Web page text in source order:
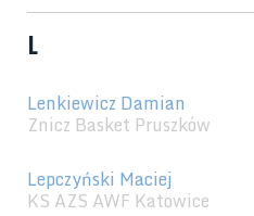
L
Lenkiewicz Damian
Znicz Basket Pruszków
Lepczyński Maciej
KS AZS AWF Katowice